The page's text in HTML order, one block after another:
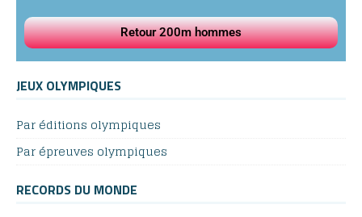
Retour 200m hommes
JEUX OLYMPIQUES
Par éditions olympiques
Par épreuves olympiques
RECORDS DU MONDE